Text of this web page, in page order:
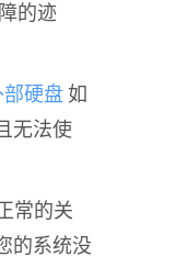
的迹
硬盘如
无法使
常的关
的系统没